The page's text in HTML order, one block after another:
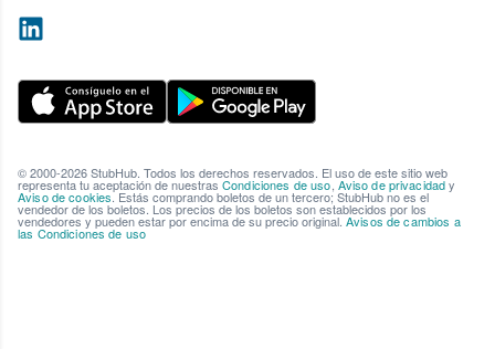
© 2000-2026 StubHub. Todos los derechos reservados. El uso de este sitio web
representa tu aceptación de nuestras Condiciones de uso, Aviso de privacidady
Aviso de cookies. Estás comprando boletos de un tercero; StubHub no es el
vendedor de los boletos. Los precios de los boletos son establecidos por los
vendedores y pueden estar por encima de su precio original. Avisos de cambios a
las Condiciones de uso